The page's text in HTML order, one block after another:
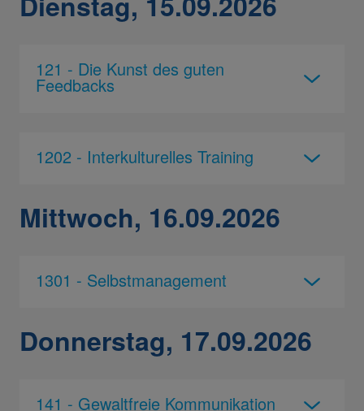
121 - Die Kunst des guten
Feedbacks
1202 - Interkulturelles Training
Mittwoch, 16.09.2026
1301 - Selbstmanagement
Donnerstag, 17.09.2026
141 - Gewaltfreie Kommunikation